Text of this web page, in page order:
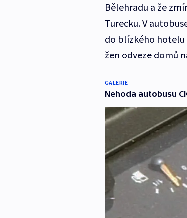
Bělehradu a že
Turecku. V
do blízkého hotelu
žen odveze domů
GALERIE
Nehoda autobusu